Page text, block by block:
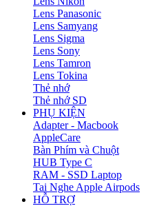
Lens Panasonic
Lens Samyang
Lens Sigma
Lens Sony
Lens Tamron
Lens Tokina
Thẻ nhớ
Thẻ nhớ SD
PHỤ KIỆN
Adapter - Macbook
AppleCare
Bàn Phím và Chuột
HUB Type C
RAM - SSD Laptop
Tai Nghe Apple Airpods
HỖ TRỢ